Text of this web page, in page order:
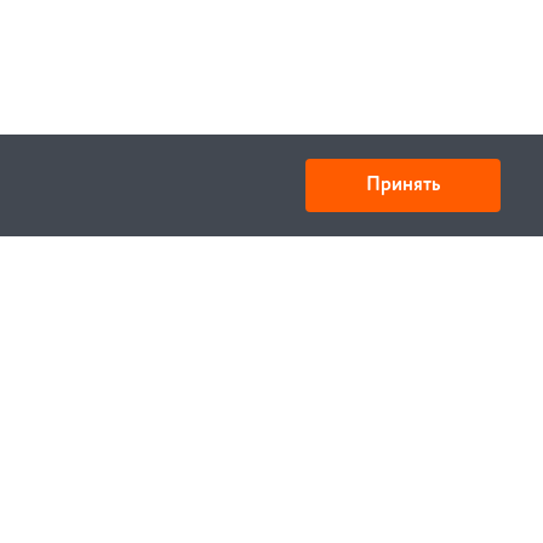
Принять